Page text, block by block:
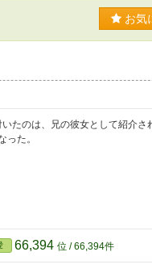
お気
たのは、兄の彼女として紹介さ
った。
66,394 位 / 66,394件